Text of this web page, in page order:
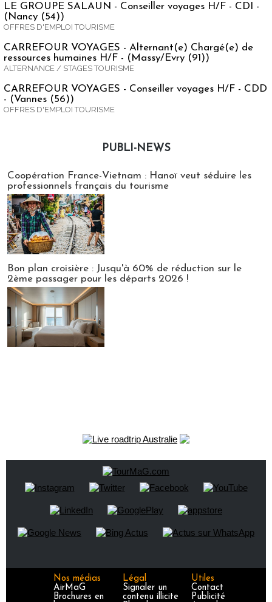
LE GROUPE SALAUN - Conseiller voyages H/F - CDI -
(Nancy (54))
OFFRES D'EMPLOI TOURISME
CARREFOUR VOYAGES - Alternant(e) Chargé(e) de
ressources humaines H/F - (Massy/Evry (91))
ALTERNANCE / STAGES TOURISME
CARREFOUR VOYAGES - Conseiller voyages H/F - CDD
- (Vannes (56))
OFFRES D'EMPLOI TOURISME
PUBLI-NEWS
Coopération France-Vietnam : Hanoï veut séduire les
professionnels français du tourisme
Bon plan croisière : Jusqu'à 60% de réduction sur le
2ème passager pour les départs 2026 !
Nos médias
AirMaG
Brochures en
Légal
Signaler un
contenu illicite
Utiles
Contact
Publicité